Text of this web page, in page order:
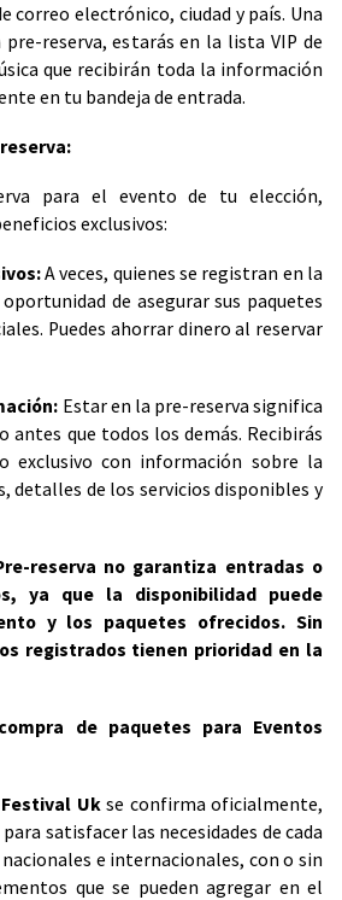
correo electrónico, ciudad y país. Una
reserva, estarás en la lista VIP de
que recibirán toda la información
en tu bandeja de entrada.
para el evento de tu elección,
exclusivos:
A veces, quienes se registran en la
de asegurar sus paquetes
Puedes ahorrar dinero al reservar
Estar en la pre-reserva significa
antes que todos los demás. Recibirás
exclusivo con información sobre la
detalles de los servicios disponibles y
reserva no garantiza entradas o
ya que la disponibilidad puede
y los paquetes ofrecidos. Sin
registrados tienen prioridad en la
de paquetes para Eventos
Ukse confirma oficialmente,
satisfacer las necesidades de cada
e internacionales, con o sin
que se pueden agregar en el